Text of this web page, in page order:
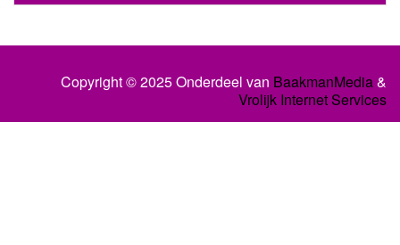
Copyright © 2025 Onderdeel van BaakmanMedia&
Vrolijk Internet Services